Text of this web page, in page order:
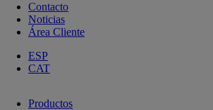
Contacto
Noticias
Área Cliente
ESP
CAT
Productos